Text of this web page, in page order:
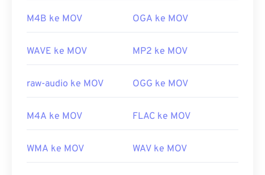
tidak terkait, yang satu sudah usang dan yang
dapat dibuka di QuickTime.
Tautan yang berguna:
https://developer.apple.com/library/archive/
M4B ke MOV OGA ke MOV
WAVE ke MOV MP2 ke MOV
raw-audio ke MOV OGG ke MOV
M4A ke MOV FLAC ke MOV
WMA ke MOV WAV ke MOV